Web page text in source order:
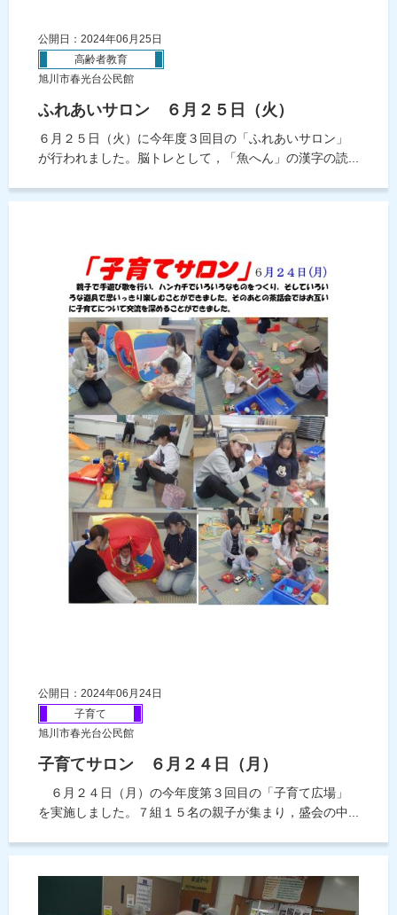
公開日：2024年06月25日
高齢者教育
旭川市春光台公民館
ふれあいサロン ６月２５日（火）
６月２５日（火）に今年度３回目の「ふれあいサロン」
が行われました。脳トレとして，「魚へん」の漢字の読...
公開日：2024年06月24日
子育て
旭川市春光台公民館
子育てサロン ６月２４日（月）
６月２４日（月）の今年度第３回目の「子育て広場」
を実施しました。７組１５名の親子が集まり，盛会の中...